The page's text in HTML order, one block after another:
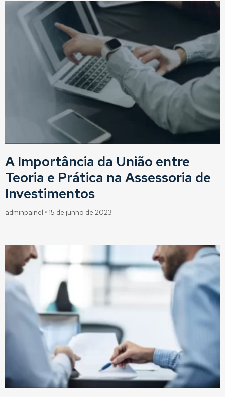
A Importância da União entre
Teoria e Prática na Assessoria de
Investimentos
adminpainel 15 de junho de 2023